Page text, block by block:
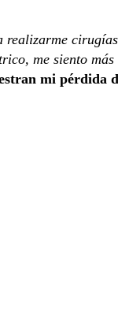
realizarme cirugías
me siento más
mi pérdida